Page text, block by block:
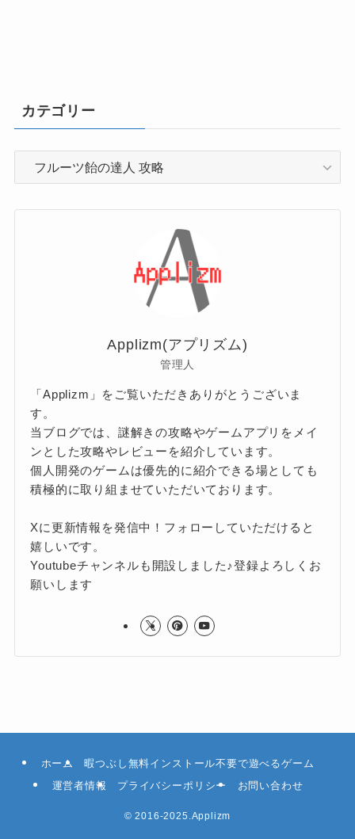
カテゴリー
Applizm(アプリズム)
管理人
「Applizm」をご覧いただきありがとうございま
す。
当ブログでは、謎解きの攻略やゲームアプリをメイ
ンとした攻略やレビューを紹介しています。
個人開発のゲームは優先的に紹介できる場としても
積極的に取り組ませていただいております。
Xに更新情報を発信中！フォローしていただけると
嬉しいです。
Youtubeチャンネルも開設しました♪登録よろしくお
願いします
ホーム
暇つぶし無料インストール不要で遊べるゲーム
運営者情報
プライバシーポリシー お問い合わせ
© 2016-2025.Applizm